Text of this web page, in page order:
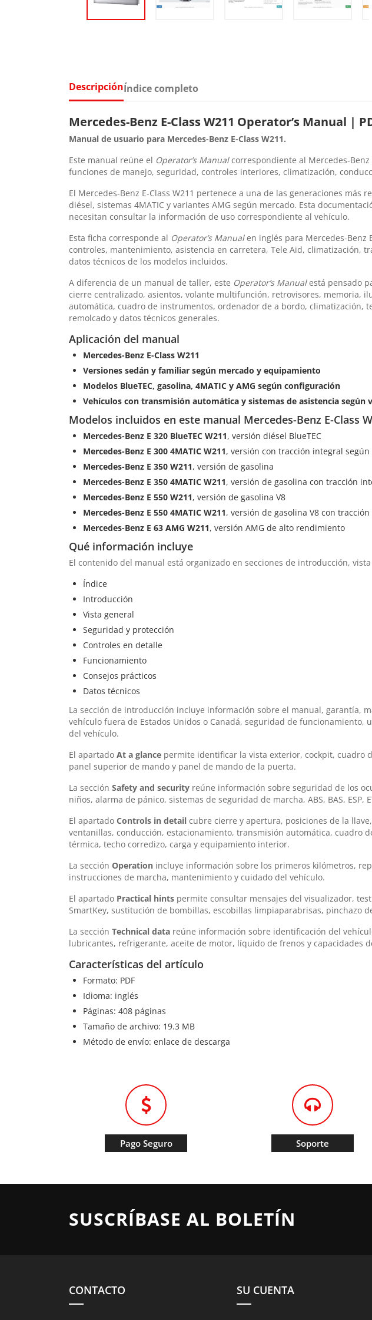
DescripciónÍndice completo
Mercedes-Benz E-Class W211 Operator’s Manual |
Manual de usuario para Mercedes-Benz E-Class W211.
Este manual reúne el Operator’s Manualcorrespondiente al Mercedes-
funciones de manejo, seguridad, controles interiores, climatización,
El Mercedes-Benz E-Class W211 pertenece a una de las generaciones
diésel, sistemas 4MATIC y variantes AMG según mercado. Esta
necesitan consultar la información de uso correspondiente al vehículo.
Esta ficha corresponde al Operator’s Manualen inglés para Mercedes-Benz
controles, mantenimiento, asistencia en carretera, Tele Aid, climatización,
datos técnicos de los modelos incluidos.
A diferencia de un manual de taller, este Operator’s Manualestá pensado
cierre centralizado, asientos, volante multifunción, retrovisores, memoria,
automática, cuadro de instrumentos, ordenador de a bordo,
remolcado y datos técnicos generales.
Aplicación del manual
Mercedes-Benz E-Class W211
Versiones sedán y familiar según mercado y equipamiento
Modelos BlueTEC, gasolina, 4MATIC y AMG según configuración
Vehículos con transmisión automática y sistemas de asistencia según
Modelos incluidos en este manual Mercedes-Benz E-Class
Mercedes-Benz E 320 BlueTEC W211, versión diésel BlueTEC
Mercedes-Benz E 300 4MATIC W211, versión con tracción integral
Mercedes-Benz E 350 W211, versión de gasolina
Mercedes-Benz E 350 4MATIC W211, versión de gasolina con tracción
Mercedes-Benz E 550 W211, versión de gasolina V8
Mercedes-Benz E 550 4MATIC W211, versión de gasolina V8 con
Mercedes-Benz E 63 AMG W211, versión AMG de alto rendimiento
Qué información incluye
El contenido del manual está organizado en secciones de introducción,
Índice
Introducción
Vista general
Seguridad y protección
Controles en detalle
Funcionamiento
Consejos prácticos
Datos técnicos
La sección de introducción incluye información sobre el manual, garantía,
vehículo fuera de Estados Unidos o Canadá, seguridad de
del vehículo.
El apartado At a glance permite identificar la vista exterior, cockpit, cuadro
panel superior de mando y panel de mando de la puerta.
La sección Safety and security reúne información sobre seguridad de los
niños, alarma de pánico, sistemas de seguridad de marcha, ABS, BAS, ESP,
El apartado Controls in detail cubre cierre y apertura, posiciones de la
ventanillas, conducción, estacionamiento, transmisión automática, cuadro
térmica, techo corredizo, carga y equipamiento interior.
La sección Operation incluye información sobre los primeros kilómetros,
instrucciones de marcha, mantenimiento y cuidado del vehículo.
El apartado Practical hints permite consultar mensajes del visualizador,
SmartKey, sustitución de bombillas, escobillas limpiaparabrisas, pinchazo
La sección Technical data reúne información sobre identificación del
lubricantes, refrigerante, aceite de motor, líquido de frenos y capacidades
Características del artículo
Formato: PDF
Idioma: inglés
Páginas: 408 páginas
Tamaño de archivo: 19.3 MB
Método de envío: enlace de descarga
Pago Seguro Soporte
SUSCRÍBASE AL BOLETÍN
CONTACTO SU CUENTA